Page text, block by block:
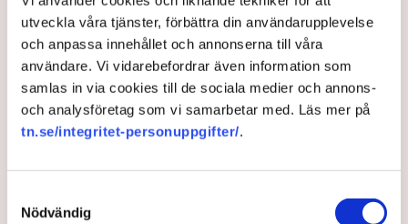
utveckla våra tjänster, förbättra din användarupplevelse
och anpassa innehållet och annonserna till våra
användare. Vi vidarebefordrar även information som
samlas in via cookies till de sociala medier och annons-
och analysföretag som vi samarbetar med. Läs mer på
tn.se/integritet-personuppgifter/.
Nödvändig
3 years ago | Av: Redaktionen